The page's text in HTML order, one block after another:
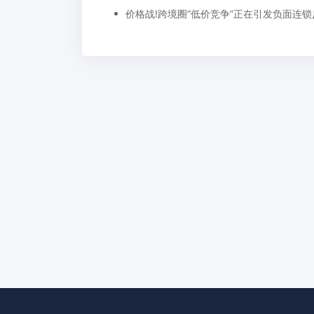
价格战!跨境圈“低价竞争”正在引发负面连